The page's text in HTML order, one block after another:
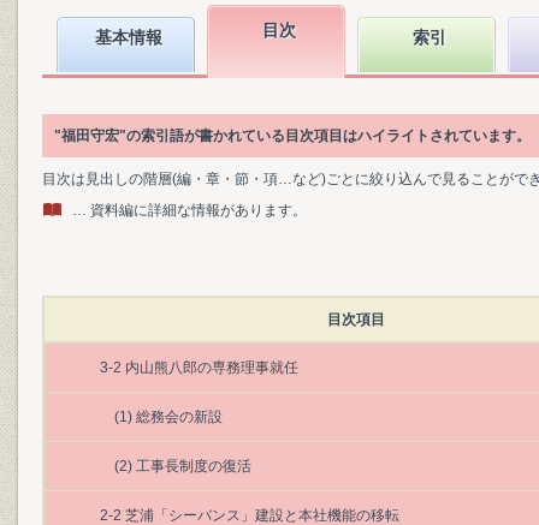
基本情報 目次 索引
"福田守宏"の索引語が書かれている目次項目はハイライトされています。
目次は見出しの階層(編・章・節・項…など)ごとに絞り込んで見ることがで
… 資料編に詳細な情報があります。
目次項目
3-2 内山熊八郎の専務理事就任
(1) 総務会の新設
(2) 工事長制度の復活
2-2 芝浦「シーバンス」建設と本社機能の移転